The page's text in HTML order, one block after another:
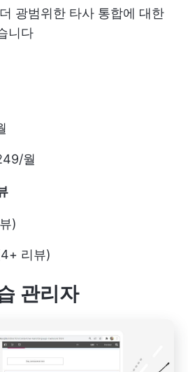
광범위한 타사 통합에 대한
니다
월
)
리뷰)
관리자